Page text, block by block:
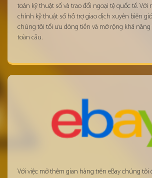
toán kỹ thuật số và trao đổi ngoại tệ quốc tế. Với
chính kỹ thuật số hỗ trợ giao dịch xuyên biên
chúng tôi tối ưu dòng tiền và mở rộng khả
toàn cầu.
Với việc mở thêm gian hàng trên eBay chúng tôi